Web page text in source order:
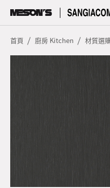
傢居 Living
探索資訊
首頁 廚房 Kitchen 材質選